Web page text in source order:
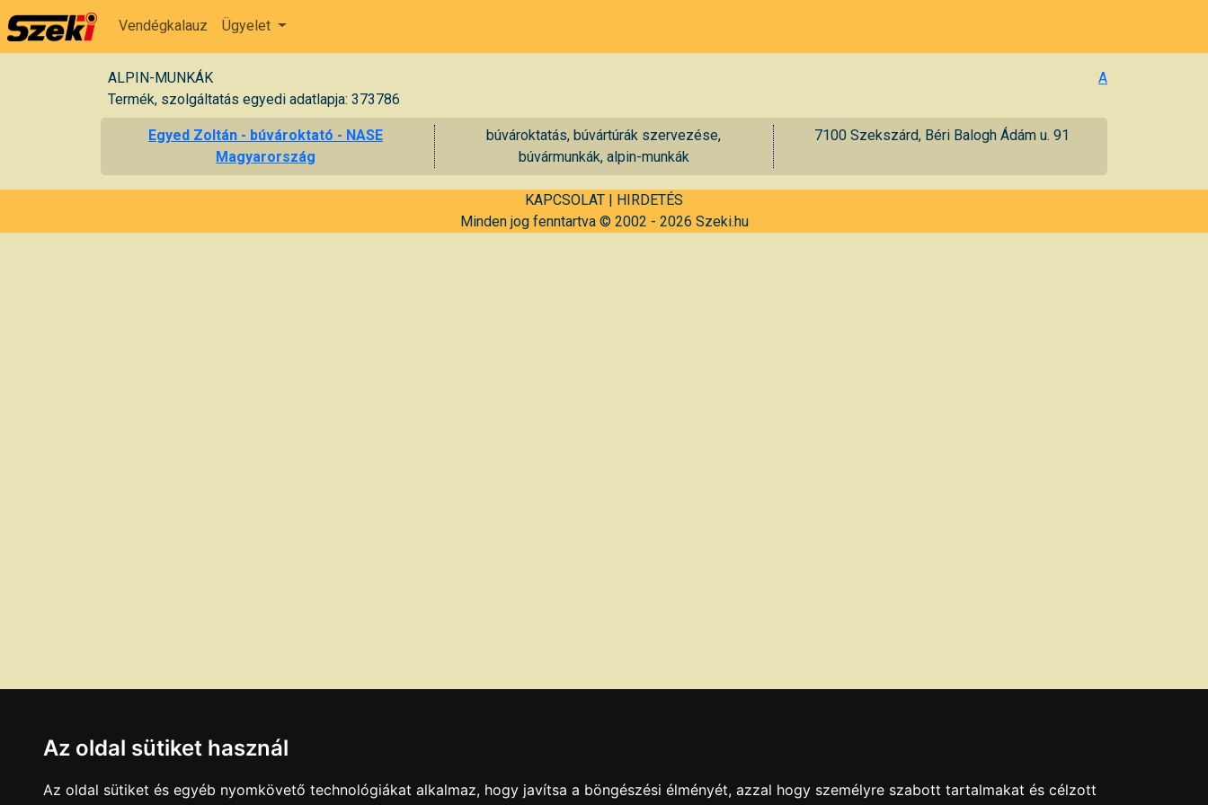
Vendégkalauz Ügyelet
ALPIN-MUNKÁK
A
Termék, szolgáltatás egyedi adatlapja: 373786
Egyed Zoltán - búvároktató - NASE
Magyarország
búvároktatás, búvártúrák szervezése,
búvármunkák, alpin-munkák
7100 Szekszárd, Béri Balogh Ádám u. 91
KAPCSOLAT | HIRDETÉS
Minden jog fenntartva © 2002 - 2026 Szeki.hu
Az oldal sütiket használ
Az oldal sütiket és egyéb nyomkövető technológiákat alkalmaz, hogy javítsa a böngészési élményét, azzal hogy személyre szabott tartalmakat és célzott